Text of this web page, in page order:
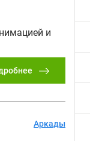
и
Аркады